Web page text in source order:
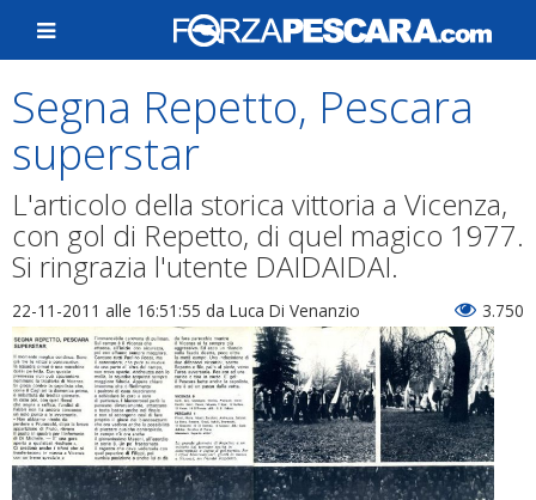
Segna Repetto, Pescara
superstar
L'articolo della storica vittoria a Vicenza,
con gol di Repetto, di quel magico 1977.
Si ringrazia l'utente DAIDAIDAI.
22-11-2011 alle 16:51:55 da Luca Di Venanzio 3.750